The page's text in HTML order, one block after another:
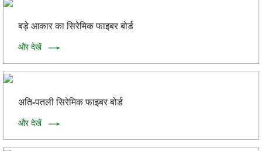
बड़े आकार का सिरेमिक फाइबर बोर्ड
और देखें
अति-पतली सिरेमिक फाइबर बोर्ड
और देखें